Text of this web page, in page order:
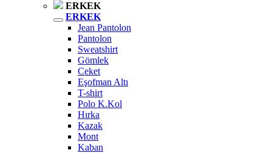
ERKEK
ERKEK
Jean Pantolon
Pantolon
Sweatshirt
Gömlek
Ceket
Eşofman Altı
T-shirt
Polo K.Kol
Hırka
Kazak
Mont
Kaban